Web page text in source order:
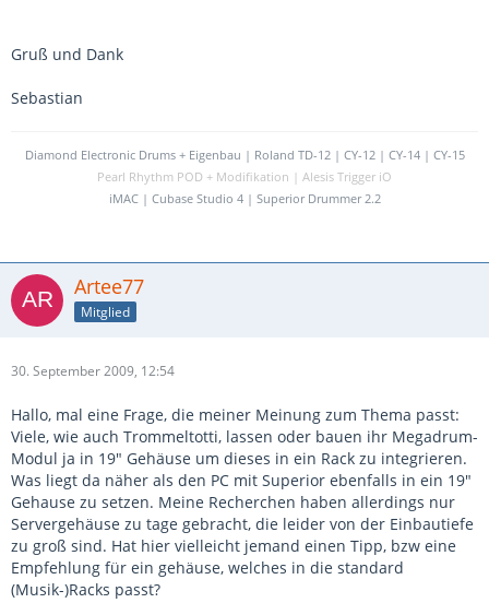
Gruß und Dank
Sebastian
Diamond Electronic Drums + Eigenbau | Roland TD-12 | CY-12 | CY-14 | CY-15
Pearl Rhythm POD + Modifikation | Alesis Trigger iO
iMAC | Cubase Studio 4 | Superior Drummer 2.2
Artee77
Mitglied
30. September 2009, 12:54
Hallo, mal eine Frage, die meiner Meinung zum Thema passt:
Viele, wie auch Trommeltotti, lassen oder bauen ihr Megadrum-
Modul ja in 19" Gehäuse um dieses in ein Rack zu integrieren.
Was liegt da näher als den PC mit Superior ebenfalls in ein 19"
Gehause zu setzen. Meine Recherchen haben allerdings nur
Servergehäuse zu tage gebracht, die leider von der Einbautiefe
zu groß sind. Hat hier vielleicht jemand einen Tipp, bzw eine
Empfehlung für ein gehäuse, welches in die standard
(Musik-)Racks passt?